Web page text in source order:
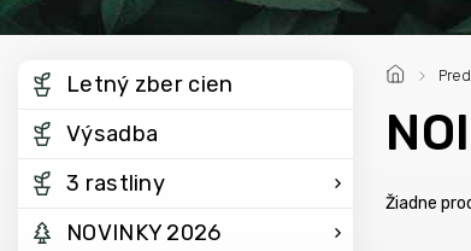
/
Letný zber cien
Výsadba
3 rastliny
NOVINKY 2026
Žiadne